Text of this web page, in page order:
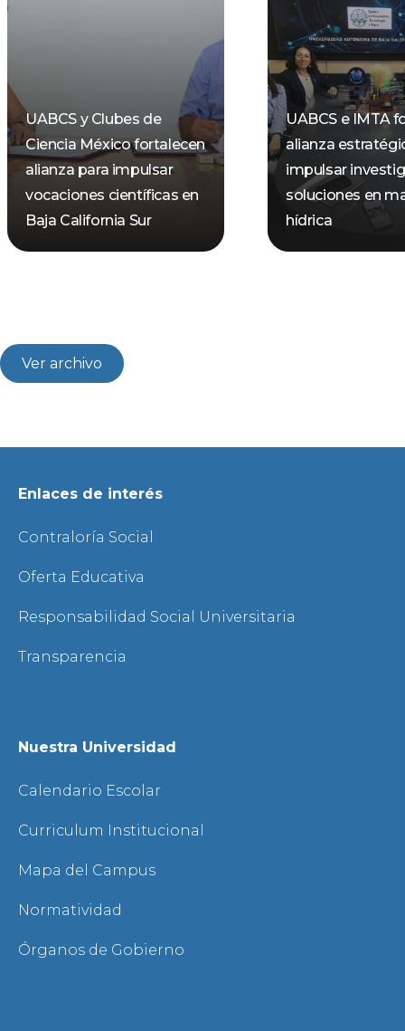
UABCS y Clubes de
Ciencia México fortalecen
alianza para impulsar
vocaciones científicas en
Baja California Sur
UABCS e IMTA
alianza
impulsar
soluciones en
hídrica
Ver archivo
Enlaces de interés
Contraloría Social
Oferta Educativa
Responsabilidad Social Universitaria
Transparencia
Nuestra Universidad
Calendario Escolar
Curriculum Institucional
Mapa del Campus
Normatividad
Órganos de Gobierno